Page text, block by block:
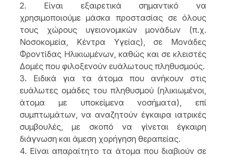
2. Είναι εξαιρετικά σημαντικό να
χρησιμοποιούμε μάσκα προστασίας σε όλους
τους χώρους υγειονομικών μονάδων (π.χ.
Νοσοκομεία, Κέντρα Υγείας), σε Μονάδες
Φροντίδας Ηλικιωμένων, καθώς και σε κλειστές
Δομές που φιλοξενούν ευάλωτους πληθυσμούς.
3. Ειδικά για τα άτομα που ανήκουν στις
ευάλωτες ομάδες του πληθυσμού (ηλικιωμένοι,
άτομα με υποκείμενα νοσήματα), επί
συμπτωμάτων, να αναζητούν έγκαιρα ιατρικές
συμβουλές, με σκοπό να γίνεται έγκαιρη
διάγνωση και άμεση χορήγηση θεραπείας.
4. Είναι απαραίτητο τα άτομα που διαβιούν σε